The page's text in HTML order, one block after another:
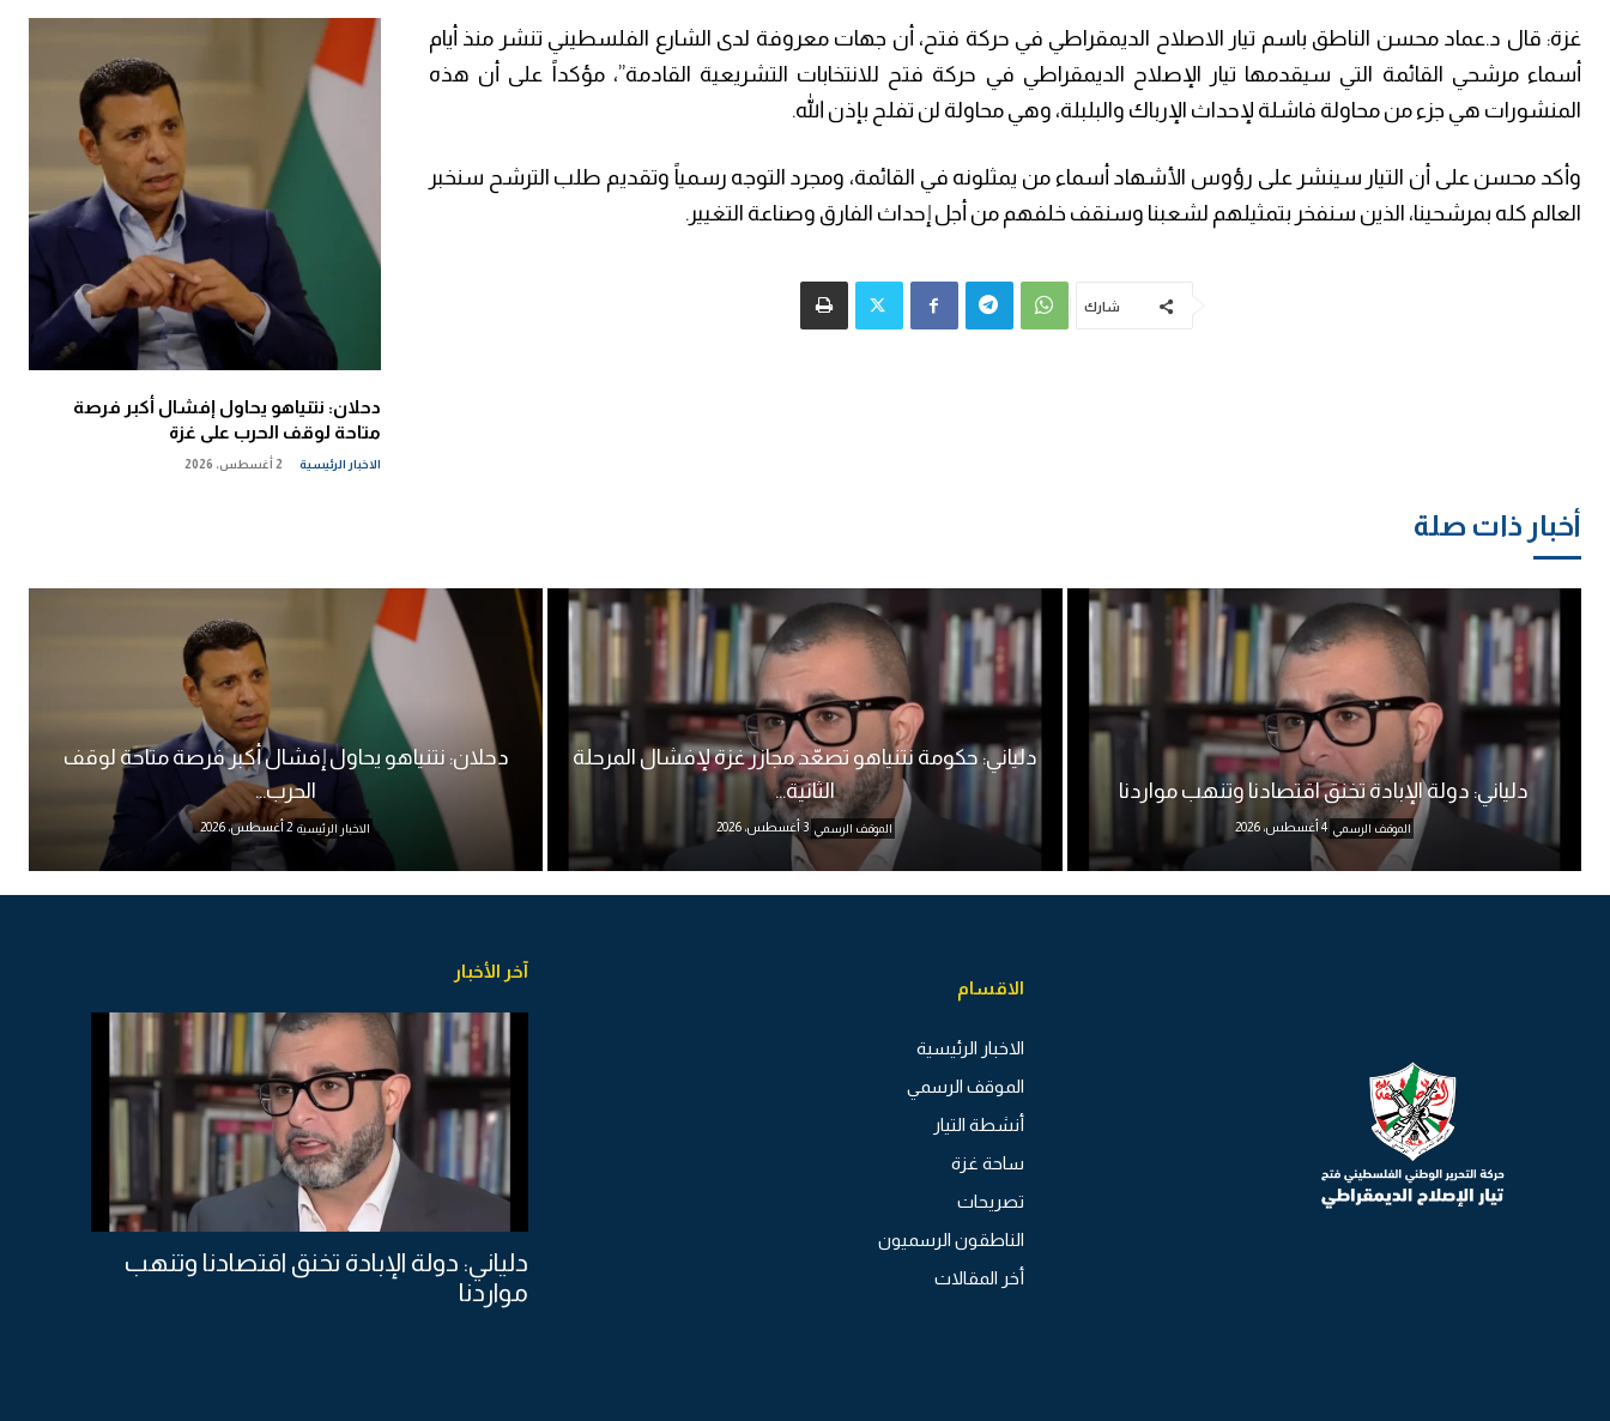
دحلان: نتنياهو يحاول إفشال أكبر فرصة
متاحة لوقف الحرب على غزة
الاخبار الرئيسية 2 أغسطس، 2026
غزة: قال د.عماد محسن الناطق باسم تيار الاصلاح الديمقراطي في حركة فتح، أن جهات معروفة لدى الشارع الفلسطيني تنشر منذ أيام
أسماء مرشحي القائمة التي سيقدمها تيار الإصلاح الديمقراطي في حركة فتح للانتخابات التشريعية القادمة”، مؤكداً على أن هذه
المنشورات هي جزء من محاولة فاشلة لإحداث الإرباك والبلبلة، وهي محاولة لن تفلح بإذن الله.
وأكد محسن على أن التيار سينشر على رؤوس الأشهاد أسماء من يمثلونه في القائمة، ومجرد التوجه رسمياً وتقديم طلب الترشح سنخبر
العالم كله بمرشحينا، الذين سنفخر بتمثيلهم لشعبنا وسنقف خلفهم من أجل إحداث الفارق وصناعة التغيير.
شارك
أخبار ذات صلة
دلياني: دولة الإبادة تخنق اقتصادنا وتنهب مواردنا
الموقف الرسمي 4 أغسطس، 2026
دلياني: حكومة نتنياهو تصعّد مجازر غزة لإفشال المرحلة
الثانية...
الموقف الرسمي 3 أغسطس، 2026
دحلان: نتنياهو يحاول إفشال أكبر فرصة متاحة لوقف
الحرب...
الاخبار الرئيسية 2 أغسطس، 2026
الاقسام
الاخبار الرئيسية
الموقف الرسمي
أنشطة التيار
ساحة غزة
تصريحات
الناطقون الرسميون
أخر المقالات
آخر الأخبار
دلياني: دولة الإبادة تخنق اقتصادنا وتنهب
مواردنا